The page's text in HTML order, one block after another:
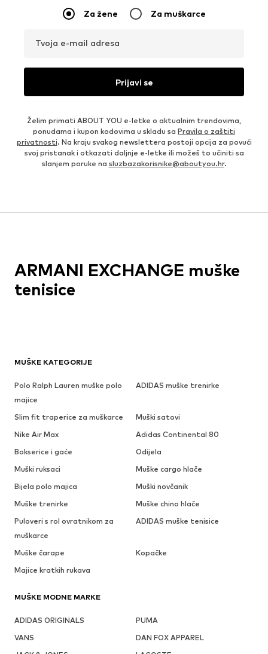
Za žene Za muškarce
Tvoja e-mail adresa
Prijavi se
Želim primati ABOUT YOU e-letke o aktualnim trendovima,
ponudama i kupon kodovima u skladu sa Pravila o zaštiti
privatnosti. Na kraju svakog newslettera postoji opcija za povući
svoj pristanak i otkazati daljnje e-letke ili možeš to učiniti sa
slanjem poruke na sluzbazakorisnike@aboutyou.hr.
MUŠKE KATEGORIJE
Polo Ralph Lauren muške polo
majice
ADIDAS muške trenirke
Slim fit traperice za muškarce
Muški satovi
Nike Air Max
Adidas Continental 80
Bokserice i gaće
Odijela
Muški ruksaci
Muške cargo hlače
Bijela polo majica
Muški novčanik
Muške trenirke
Muške chino hlače
Puloveri s rol ovratnikom za
muškarce
ADIDAS muške tenisice
Muške čarape
Kopačke
Majice kratkih rukava
MUŠKE MODNE MARKE
ADIDAS ORIGINALS
PUMA
VANS
DAN FOX APPAREL
ARMANI EXCHANGE muške
tenisice